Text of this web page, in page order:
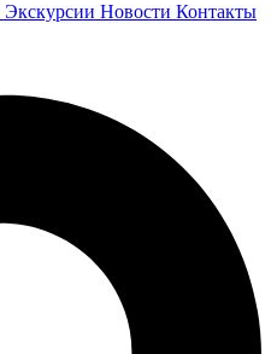
Экскурсии Новости Контакты